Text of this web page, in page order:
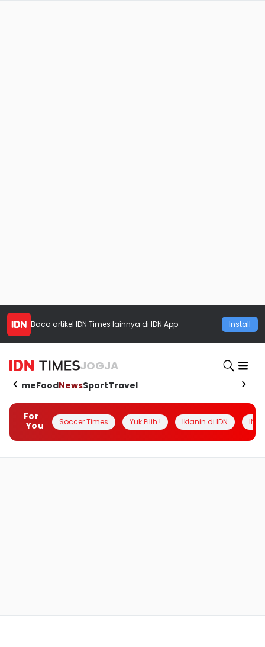
Baca artikel IDN Times lainnya di IDN App Install
JOGJA
HomeFoodNewsSportTravel
For
You
Soccer Times Yuk Pilih ! Iklanin di IDN